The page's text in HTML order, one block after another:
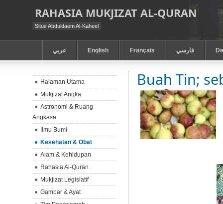
RAHASIA MUKJIZAT AL-QURAN
Situs Abduldaem Al-Kaheel
عربي English Français فارسي
Buah Tin;
Halaman Utama
Mukjizat Angka
Astronomi & Ruang
Angkasa
Ilmu Bumi
Kesehatan & Obat
Alam & Kehidupan
Rahasia Al-Quran
Mukjizat Legislatif
Gambar & Ayat